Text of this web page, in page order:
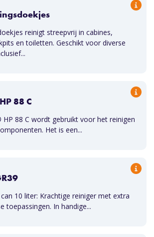
reinigt streepvrij in cabines,
en toiletten. Geschikt voor diverse
88 C
HP 88 C wordt gebruikt voor het reinigen
Het is een...
10 liter: Krachtige reiniger met extra
toepassingen. In handige...